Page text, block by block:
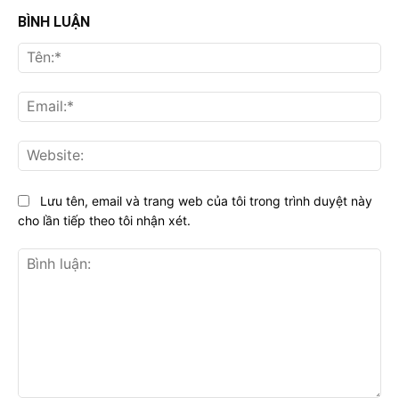
BÌNH LUẬN
Lưu tên, email và trang web của tôi trong trình duyệt này
cho lần tiếp theo tôi nhận xét.